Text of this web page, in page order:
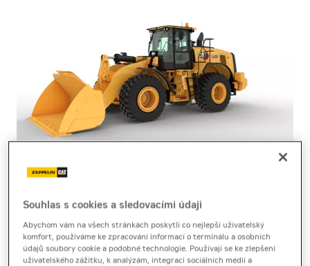
Brožura [14,9 MB] Technický list [4,7 MB]
Souhlas s cookies a sledovacími údaji
Abychom vám na všech stránkách poskytli co nejlepší uživatelský
komfort, používáme ke zpracování informací o terminálu a osobních
údajů soubory cookie a podobné technologie. Používají se ke zlepšení
uživatelského zážitku, k analýzám, integraci sociálních médií a